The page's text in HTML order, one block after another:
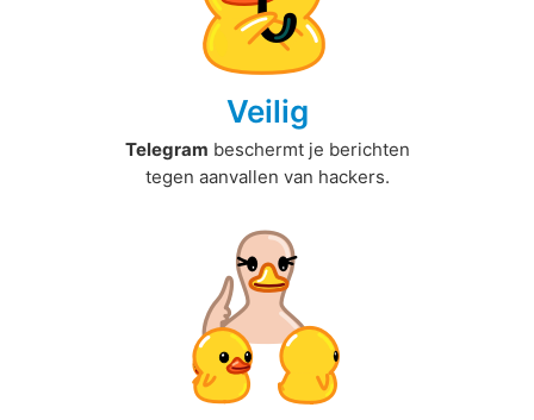
Veilig
Telegram beschermt je berichten
tegen aanvallen van hackers.